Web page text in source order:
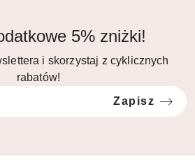
5% zniżki!
i skorzystaj z cyklicznych
rabatów!
Zapisz